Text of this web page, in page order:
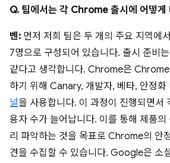
Q. 팀에서는 각 Chrome 출시에 어떻게
벤: 먼저 저희 팀은 두 개의 주요 지역에
7명으로 구성되어 있습니다. 출시 준비
같다고 생각합니다. Chrome은 Chrome
하기 위해 Canary, 개발자, 베타, 안정화
널을 사용합니다. 이 과정이 진행되면
용자 수가 늘어납니다. 이를 통해 제품
리 파악하는 것을 목표로 Chrome의 안
견을 수집할 수 있습니다. Google은 소